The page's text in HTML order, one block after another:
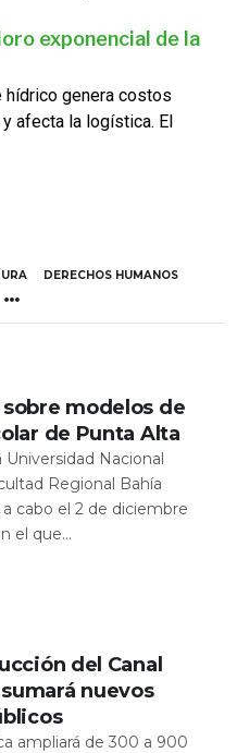
exponencial de la
hídrico genera costos
afecta la logística. El
DERECHOS HUMANOS
modelos de
de Punta Alta
Universidad Nacional
Regional Bahía
a cabo el 2 de diciembre
el que...
del Canal
nuevos
ampliará de 300 a 900